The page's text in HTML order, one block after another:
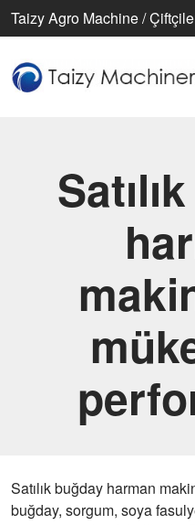
Taizy Agro Machine /
Satılık buğday harman
buğday, sorgum, soya